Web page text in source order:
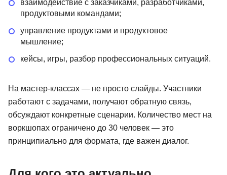
взаимодействие с заказчиками, разработчиками,
продуктовыми командами;
управление продуктами и продуктовое
мышление;
кейсы, игры, разбор профессиональных ситуаций.
На мастер-классах — не просто слайды. Участники
работают с задачами, получают обратную связь,
обсуждают конкретные сценарии. Количество мест на
воркшопах ограничено до 30 человек — это
принципиально для формата, где важен диалог.